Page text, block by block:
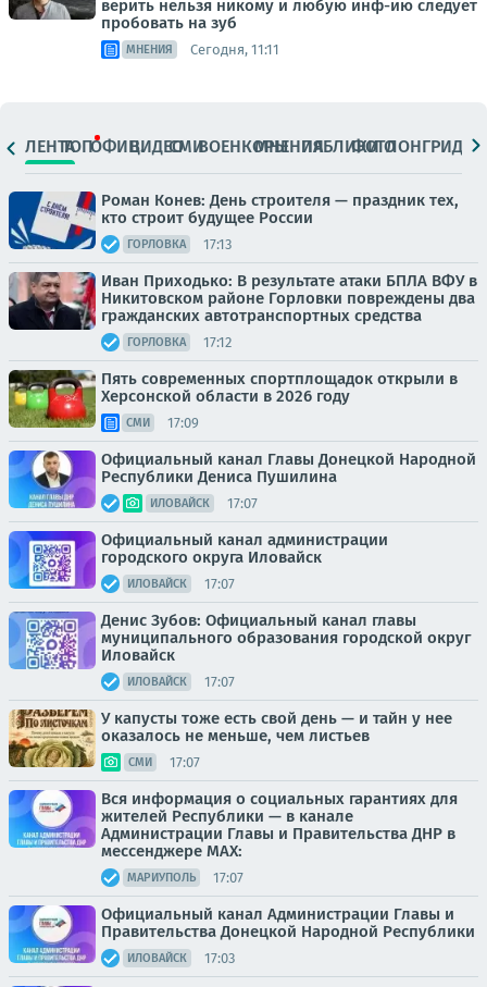
верить нельзя никому и любую инф-ию следует
пробовать на зуб
МНЕНИЯ Сегодня, 11:11
ЛЕНТАТОПОФИЦ.ВИДЕОСМИВОЕНКОРЫМНЕНИЯПАБЛИКИ
ФОТОЛОНГРИДЫ
Роман Конев: День строителя — праздник тех,
кто строит будущее России
ГОРЛОВКА 17:13
Иван Приходько: В результате атаки БПЛА ВФУ в
Никитовском районе Горловки повреждены два
гражданских автотранспортных средства
ГОРЛОВКА 17:12
Пять современных спортплощадок открыли в
Херсонской области в 2026 году
СМИ 17:09
Официальный канал Главы Донецкой Народной
Республики Дениса Пушилина
ИЛОВАЙСК 17:07
Официальный канал администрации
городского округа Иловайск
ИЛОВАЙСК 17:07
Денис Зубов: Официальный канал главы
муниципального образования городской округ
Иловайск
ИЛОВАЙСК 17:07
У капусты тоже есть свой день — и тайн у нее
оказалось не меньше, чем листьев
СМИ 17:07
Вся информация о социальных гарантиях для
жителей Республики — в канале
Администрации Главы и Правительства ДНР в
мессенджере MAX:
МАРИУПОЛЬ 17:07
Официальный канал Администрации Главы и
Правительства Донецкой Народной Республики
ИЛОВАЙСК 17:03